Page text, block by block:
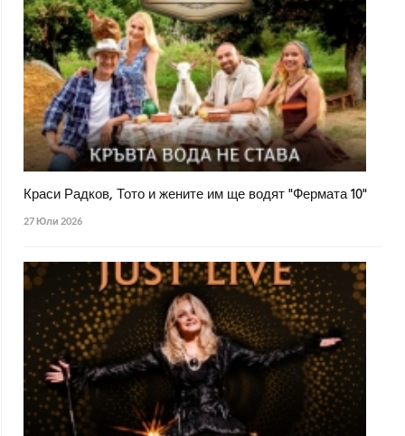
Краси Радков, Тото и жените им ще водят "Фермата 10"
27 Юли 2026